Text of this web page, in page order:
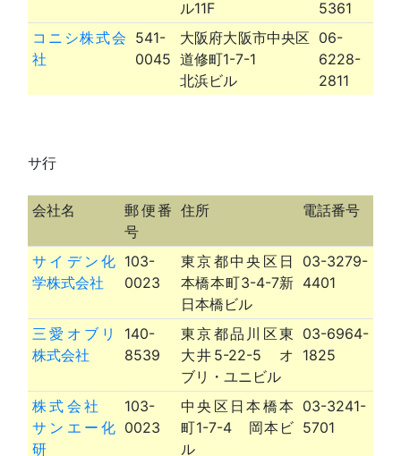
ル11F
5361
コニシ株式会
社
541-
0045
大阪府大阪市中央区
道修町1-7-1
北浜ビル
06-
6228-
2811
サ行
会社名
郵便番
号
住所 電話番号
サイデン化
学株式会社
103-
0023
東京都中央区日
本橋本町3-4-7新
日本橋ビル
03-3279-
4401
三愛オブリ
株式会社
140-
8539
東京都品川区東
大井5-22-5 オ
ブリ・ユニビル
03-6964-
1825
株式会社
サンエー化
研
103-
0023
中央区日本橋本
町1-7-4 岡本ビ
ル
03-3241-
5701